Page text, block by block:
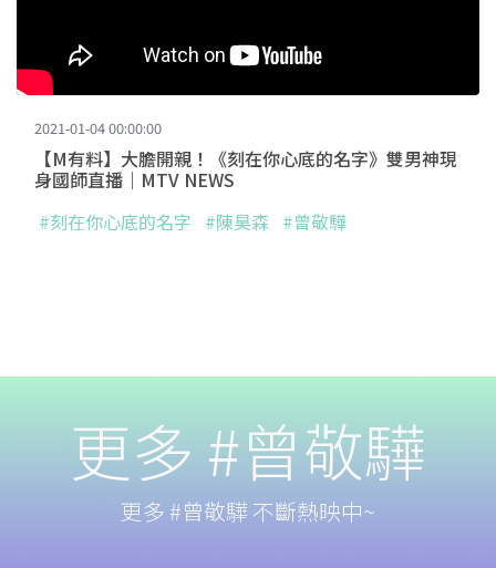
2021-01-04 00:00:00
【M有料】大膽開親！《刻在你心底的名字》雙男神現
身國師直播｜MTV NEWS
#刻在你心底的名字 #陳昊森 #曾敬驊
更多 #曾敬驊
更多 #曾敬驊 不斷熱映中~